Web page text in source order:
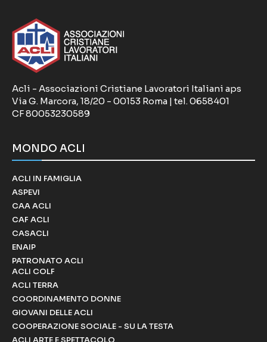
Acli - Associazioni Cristiane Lavoratori Italiani aps
Via G. Marcora, 18/20 - 00153 Roma | tel. 0658401
CF 80053230589
MONDO ACLI
ACLI IN FAMIGLIA
ASPEVI
CAA ACLI
CAF ACLI
CASACLI
ENAIP
PATRONATO ACLI
ACLI COLF
ACLI TERRA
COORDINAMENTO DONNE
GIOVANI DELLE ACLI
COOPERAZIONE SOCIALE - SU LA TESTA